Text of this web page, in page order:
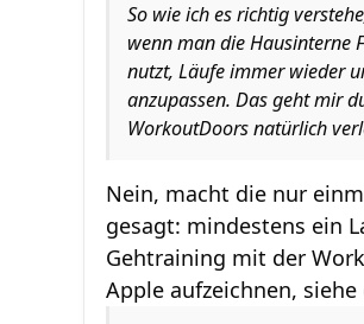
So wie ich es richtig
wenn man die Hausinterne
nutzt, Läufe immer wieder
anzupassen. Das geht mir
WorkoutDoors natürlich
Nein, macht die nur
gesagt: mindestens ein
Gehtraining mit der
Apple aufzeichnen, siehe